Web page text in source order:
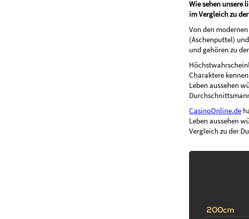
Wie sehen unsere
im Vergleich zu
Von den
(Aschenputtel)
und gehören zu
Charaktere
Leben aussehen
CasinoOnline.de
Leben aussehen
Vergleich zu der